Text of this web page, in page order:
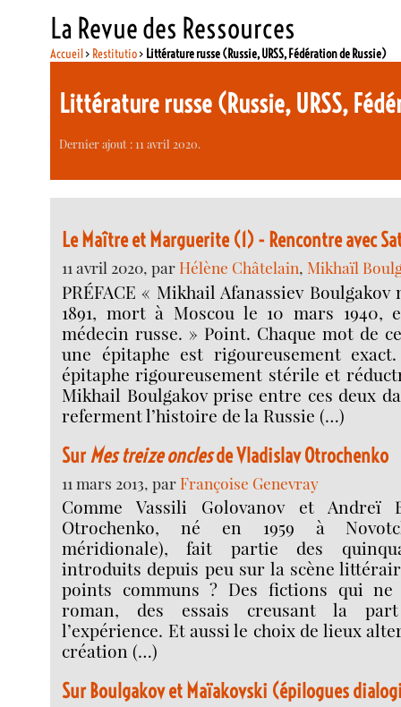
La Revue des Ressources
Accueil> Restitutio> Littérature russe (Russie, URSS, Fédération de Russie)
Littérature russe (Russie, URSS,
Dernier ajout : 11 avril 2020.
Le Maître et Marguerite (1) - Rencontre avec
11 avril 2020, parHélène Châtelain,Mikhaïl
PRÉFACE « Mikhail Afanassiev Boulgakov
1891, mort à Moscou le 10 mars 1940,
médecin russe. » Point. Chaque mot de
une épitaphe est rigoureusement
épitaphe rigoureusement stérile et
Mikhail Boulgakov prise entre ces deux
referment l’histoire de la Russie (…)
SurMes treize onclesde Vladislav Otrochenko
11 mars 2013, parFrançoise Genevray
Comme Vassili Golovanov et Andreï
Otrochenko, né en 1959 à
méridionale), fait partie des
introduits depuis peu sur la scène
points communs ? Des fictions qui ne
roman, des essais creusant la
l’expérience. Et aussi le choix de lieux
création (…)
Sur Boulgakov et Maïakovski (épilogues